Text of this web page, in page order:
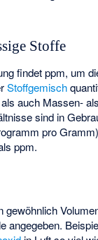
Stoffe
findet ppm, um
Stoffgemisch
auch Massen-
sind in
pro
ppm.
gewöhnlich
angegeben.